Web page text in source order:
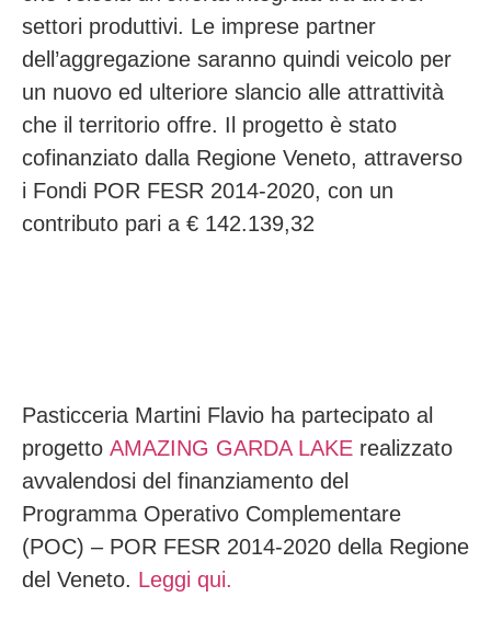
settori produttivi. Le imprese partner
dell’aggregazione saranno quindi veicolo per
un nuovo ed ulteriore slancio alle attrattività
che il territorio offre. Il progetto è stato
cofinanziato dalla Regione Veneto, attraverso
i Fondi POR FESR 2014-2020, con un
contributo pari a € 142.139,32
Pasticceria Martini Flavio ha partecipato al
progetto AMAZING GARDA LAKE realizzato
avvalendosi del finanziamento del
Programma Operativo Complementare
(POC) – POR FESR 2014-2020 della Regione
del Veneto. Leggi qui.